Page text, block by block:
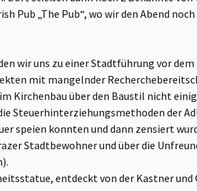
Pub „The Pub“, wo wir den Abend
wir uns zu einer Stadtführung vor
mit mangelnder
Kirchenbau über den Baustil nicht
Steuerhinterziehungsmethoden der
speien konnten und dann zensiert
Stadtbewohner und über die
entdeckt von der Kastner und